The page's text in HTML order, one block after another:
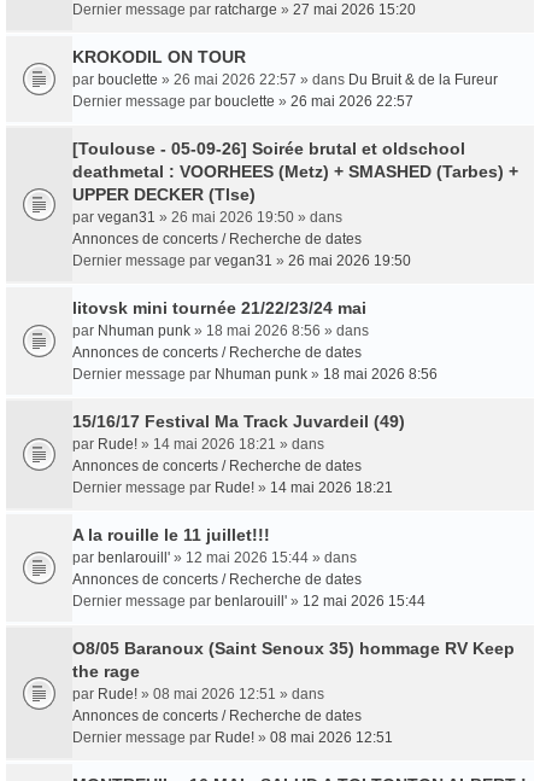
Dernier message par ratcharge » 27 mai 2026 15:20
KROKODIL ON TOUR
par bouclette » 26 mai 2026 22:57 » dans Du Bruit & de la Fureur
Dernier message par bouclette » 26 mai 2026 22:57
[Toulouse - 05-09-26] Soirée brutal et oldschool
deathmetal : VOORHEES (Metz) + SMASHED (Tarbes) +
UPPER DECKER (Tlse)
par vegan31 » 26 mai 2026 19:50 » dans
Annonces de concerts / Recherche de dates
Dernier message par vegan31 » 26 mai 2026 19:50
litovsk mini tournée 21/22/23/24 mai
par Nhuman punk » 18 mai 2026 8:56 » dans
Annonces de concerts / Recherche de dates
Dernier message par Nhuman punk » 18 mai 2026 8:56
15/16/17 Festival Ma Track Juvardeil (49)
par Rude! » 14 mai 2026 18:21 » dans
Annonces de concerts / Recherche de dates
Dernier message par Rude! » 14 mai 2026 18:21
A la rouille le 11 juillet!!!
par benlarouill' » 12 mai 2026 15:44 » dans
Annonces de concerts / Recherche de dates
Dernier message par benlarouill' » 12 mai 2026 15:44
O8/05 Baranoux (Saint Senoux 35) hommage RV Keep
the rage
par Rude! » 08 mai 2026 12:51 » dans
Annonces de concerts / Recherche de dates
Dernier message par Rude! » 08 mai 2026 12:51